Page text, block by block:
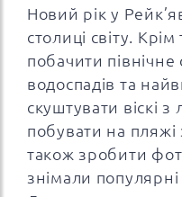
Новий рік у
столиці світу.
побачити північне
водоспадів та
скуштувати віскі з
побувати на
також зробити
знімали популярні